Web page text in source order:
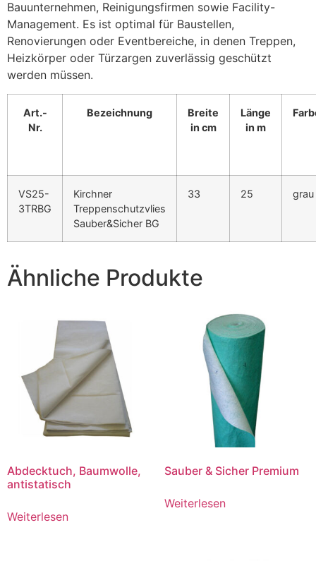
Bauunternehmen, Reinigungsfirmen sowie Facility-
Management. Es ist optimal für Baustellen,
Renovierungen oder Eventbereiche, in denen Treppen,
Heizkörper oder Türzargen zuverlässig geschützt
werden müssen.
Art.-
Nr.
Bezeichnung
Breite
in cm
Länge
in m
VS25-
3TRBG
Kirchner
Treppenschutzvlies
Sauber&Sicher BG
33 25 grau
Ähnliche Produkte
Abdecktuch, Baumwolle,
antistatisch
Weiterlesen
Sauber & Sicher Premium
Weiterlesen